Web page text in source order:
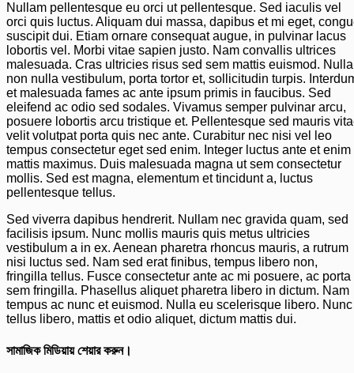
Nullam pellentesque eu orci ut pellentesque. Sed iaculis vel
orci quis luctus. Aliquam dui massa, dapibus et mi eget,
suscipit dui. Etiam ornare consequat augue, in pulvinar lacus
lobortis vel. Morbi vitae sapien justo. Nam convallis ultrices
malesuada. Cras ultricies risus sed sem mattis euismod. Nulla
non nulla vestibulum, porta tortor et, sollicitudin turpis.
et malesuada fames ac ante ipsum primis in faucibus. Sed
eleifend ac odio sed sodales. Vivamus semper pulvinar arcu,
posuere lobortis arcu tristique et. Pellentesque sed mauris
velit volutpat porta quis nec ante. Curabitur nec nisi vel leo
tempus consectetur eget sed enim. Integer luctus ante et enim
mattis maximus. Duis malesuada magna ut sem consectetur
mollis. Sed est magna, elementum et tincidunt a, luctus
pellentesque tellus.
Sed viverra dapibus hendrerit. Nullam nec gravida quam, sed
facilisis ipsum. Nunc mollis mauris quis metus ultricies
vestibulum a in ex. Aenean pharetra rhoncus mauris, a rutrum
nisi luctus sed. Nam sed erat finibus, tempus libero non,
fringilla tellus. Fusce consectetur ante ac mi posuere, ac porta
sem fringilla. Phasellus aliquet pharetra libero in dictum. Nam
tempus ac nunc et euismod. Nulla eu scelerisque libero. Nunc
tellus libero, mattis et odio aliquet, dictum mattis dui.
সামাজিক মিডিয়ায় শেয়ার করুন।